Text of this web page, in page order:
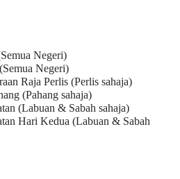
Negeri)
Negeri)
Raja Perlis (Perlis sahaja)
(Pahang sahaja)
(Labuan & Sabah sahaja)
Hari Kedua (Labuan & Sabah